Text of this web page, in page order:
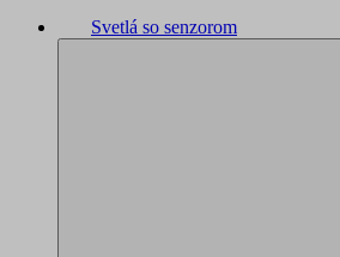
Svetlá so senzorom